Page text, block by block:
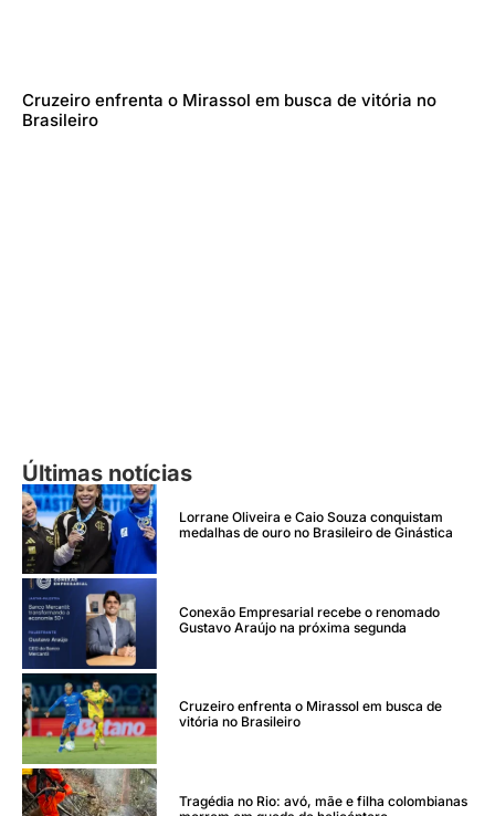
Cruzeiro enfrenta o Mirassol em busca de vitória no
Brasileiro
Últimas notícias
Lorrane Oliveira e Caio Souza conquistam
medalhas de ouro no Brasileiro de Ginástica
Conexão Empresarial recebe o renomado
Gustavo Araújo na próxima segunda
Cruzeiro enfrenta o Mirassol em busca de
vitória no Brasileiro
Tragédia no Rio: avó, mãe e filha colombianas